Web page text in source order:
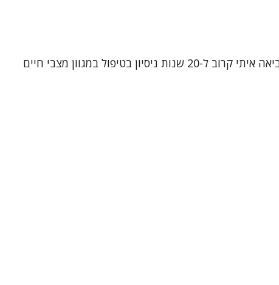
נעים להכיר, שמי שרון ירדני. אני פסיכותרפיסטית, עובדת סוציאלית קלינית ומטפלת קוגניטיבית-התנהגותית (CBT). אני מביאה איתי קרוב ל-20 שנות ניסיון בטיפול במגוון מצבי חיים